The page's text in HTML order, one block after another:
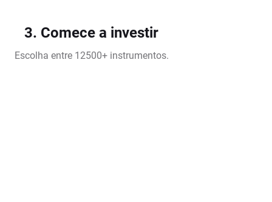
3. Comece a investir
Escolha entre 12500+ instrumentos.